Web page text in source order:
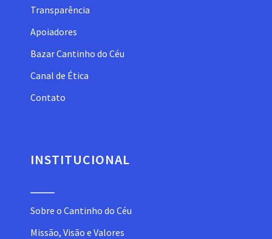
Transparência
Apoiadores
Bazar Cantinho do Céu
Canal de Ética
Contato
INSTITUCIONAL
Sobre o Cantinho do Céu
Missão, Visão e Valores